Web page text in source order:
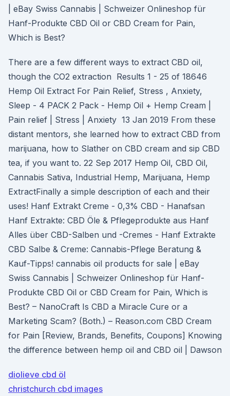
| eBay Swiss Cannabis | Schweizer Onlineshop für
Hanf-Produkte CBD Oil or CBD Cream for Pain,
Which is Best?
There are a few different ways to extract CBD oil,
though the CO2 extraction Results 1 - 25 of 18646
Hemp Oil Extract For Pain Relief, Stress , Anxiety,
Sleep - 4 PACK 2 Pack - Hemp Oil + Hemp Cream |
Pain relief | Stress | Anxiety 13 Jan 2019 From these
distant mentors, she learned how to extract CBD from
marijuana, how to Slather on CBD cream and sip CBD
tea, if you want to. 22 Sep 2017 Hemp Oil, CBD Oil,
Cannabis Sativa, Industrial Hemp, Marijuana, Hemp
ExtractFinally a simple description of each and their
uses! Hanf Extrakt Creme - 0,3% CBD - Hanafsan
Hanf Extrakte: CBD Öle & Pflegeprodukte aus Hanf
Alles über CBD-Salben und -Cremes - Hanf Extrakte
CBD Salbe & Creme: Cannabis-Pflege Beratung &
Kauf-Tipps! cannabis oil products for sale | eBay
Swiss Cannabis | Schweizer Onlineshop für Hanf-
Produkte CBD Oil or CBD Cream for Pain, Which is
Best? – NanoCraft Is CBD a Miracle Cure or a
Marketing Scam? (Both.) – Reason.com CBD Cream
for Pain [Review, Brands, Benefits, Coupons] Knowing
the difference between hemp oil and CBD oil | Dawson
diolieve cbd öl
christchurch cbd images